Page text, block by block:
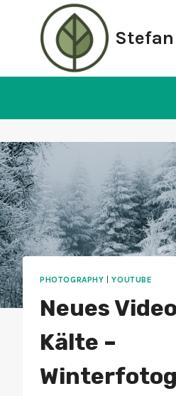
springen
PHOTOGRAPHY |YOUTUBE
Neues
Kälte –